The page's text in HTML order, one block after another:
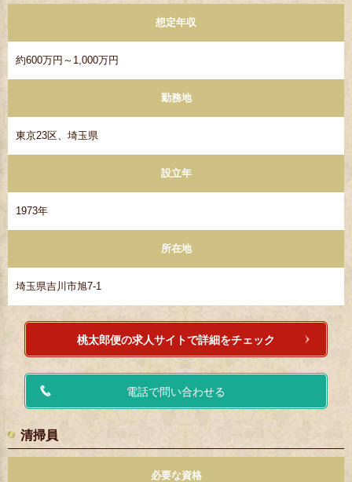
想定年収
約600万円～1,000万円
勤務地
東京23区、埼玉県
設立年
1973年
所在地
埼玉県吉川市旭7-1
桃太郎便の求人サイトで詳細をチェック
電話で問い合わせる
清掃員
必要な資格